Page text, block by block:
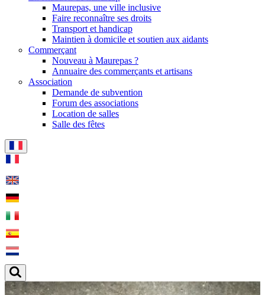
Maurepas, une ville inclusive
Faire reconnaître ses droits
Transport et handicap
Maintien à domicile et soutien aux aidants
Commerçant
Nouveau à Maurepas ?
Annuaire des commerçants et artisans
Association
Demande de subvention
Forum des associations
Location de salles
Salle des fêtes